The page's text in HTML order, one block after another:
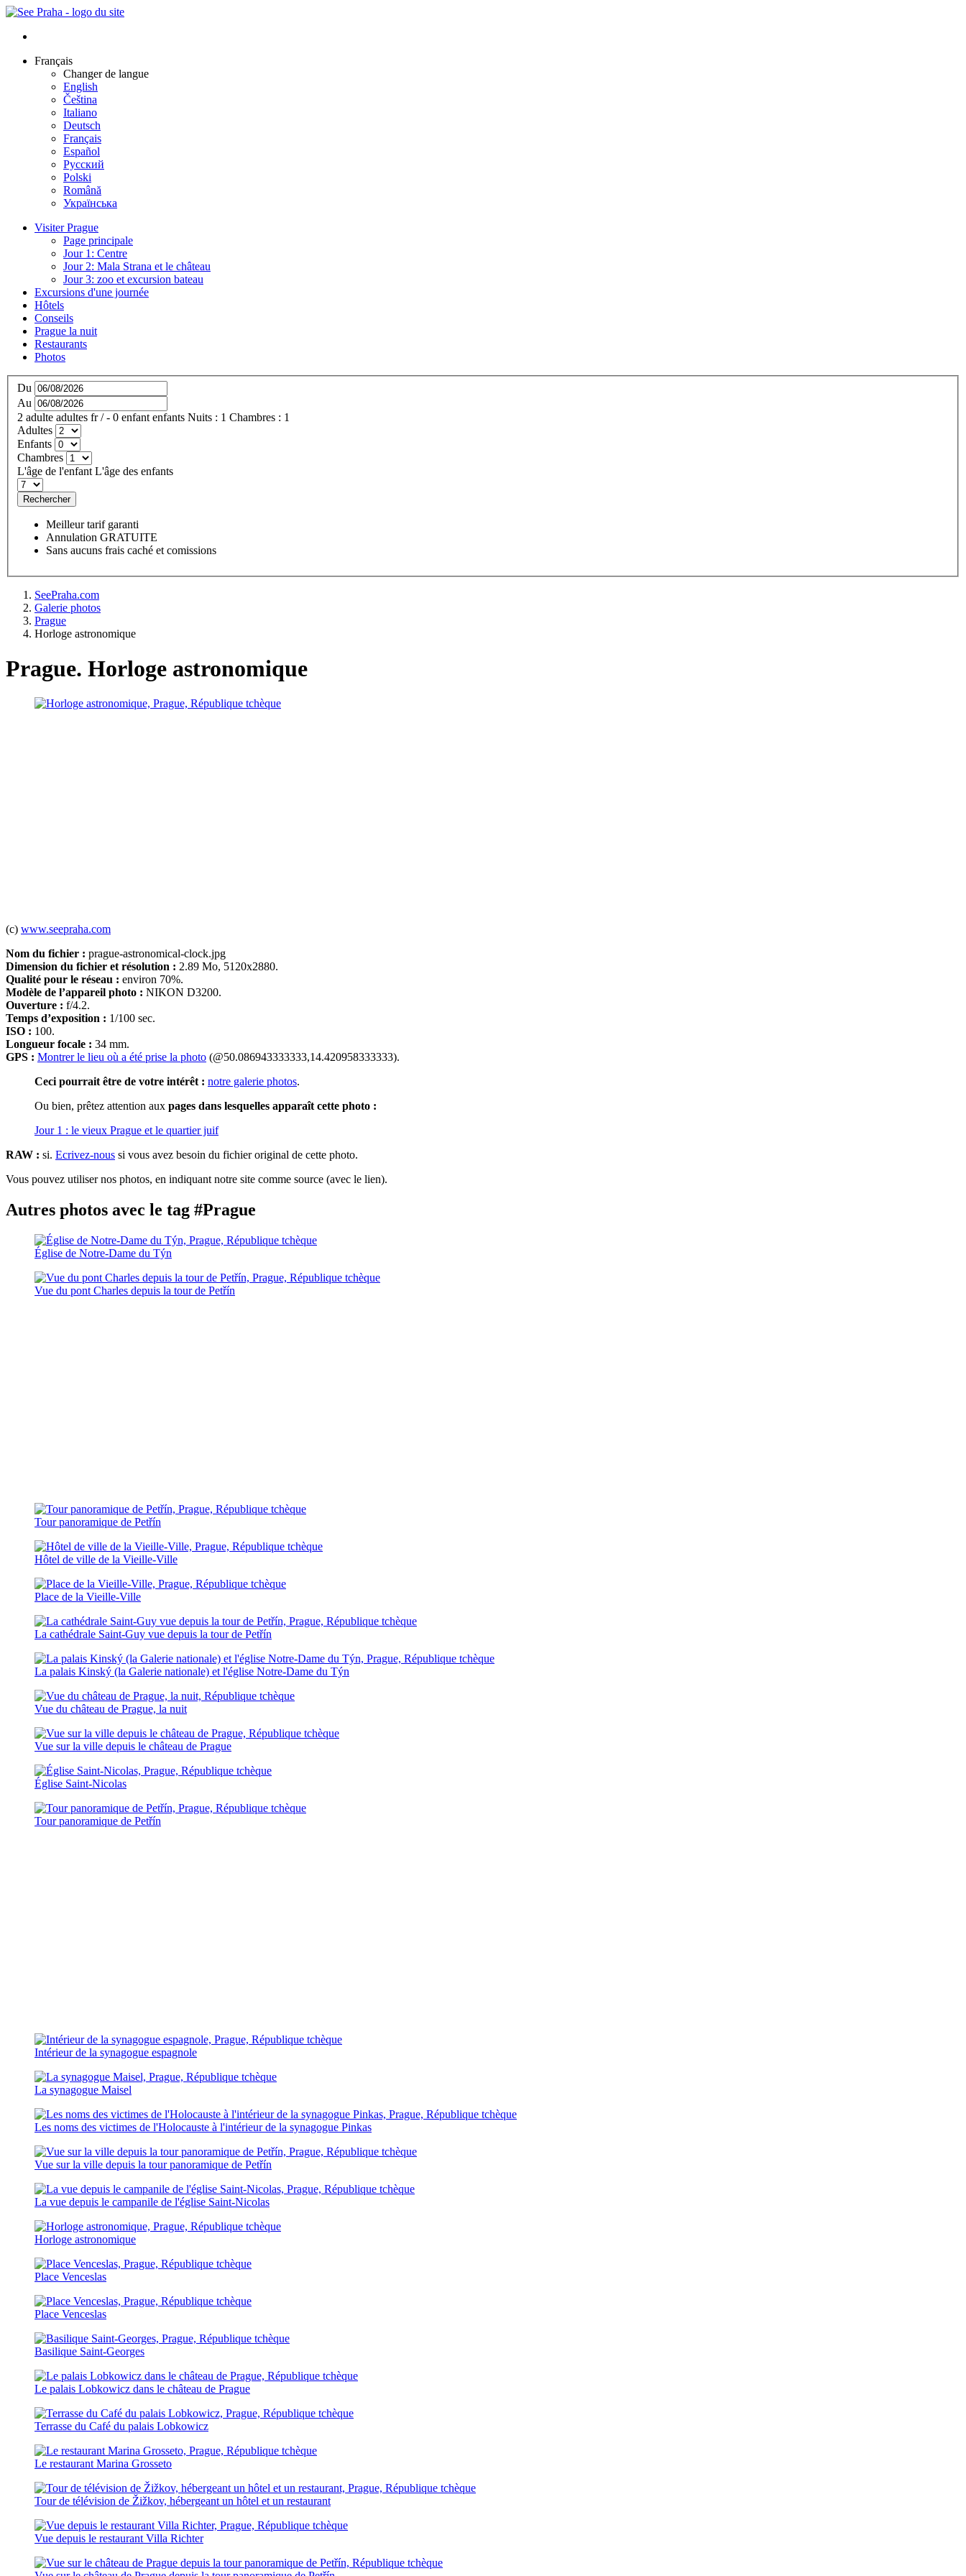
Français
Changer de langue
English
Čeština
Italiano
Deutsch
Français
Español
Русский
Polski
Română
Українська
Visiter Prague
Page principale
Jour 1: Centre
Jour 2: Mala Strana et le château
Jour 3: zoo et excursion bateau
Excursions d'une journée
Hôtels
Conseils
Prague la nuit
Restaurants
Photos
Du
Au
2 adulte adultes fr / - 0 enfant enfants Nuits : 1 Chambres : 1
Adultes
Enfants
Chambres
L'âge de l'enfant L'âge des enfants
Rechercher
Meilleur tarif garanti
Annulation GRATUITE
Sans aucuns frais caché et comissions
SeePraha.com
Galerie photos
Prague
Horloge astronomique
Prague. Horloge astronomique
(c) www.seepraha.com
Nom du fichier : prague-astronomical-clock.jpg
Dimension du fichier et résolution : 2.89 Mo, 5120x2880.
Qualité pour le réseau : environ 70%.
Modèle de l’appareil photo : NIKON D3200.
Ouverture : f/4.2.
Temps d’exposition : 1/100 sec.
ISO : 100.
Longueur focale : 34 mm.
GPS : Montrer le lieu où a été prise la photo (@50.086943333333,14.420958333333).
Ceci pourrait être de votre intérêt : notre galerie photos.
Ou bien, prêtez attention aux pages dans lesquelles apparaît cette photo :
Jour 1 : le vieux Prague et le quartier juif
RAW : si. Ecrivez-nous si vous avez besoin du fichier original de cette photo.
Vous pouvez utiliser nos photos, en indiquant notre site comme source (avec le lien).
Autres photos avec le tag #Prague
Église de Notre-Dame du Týn
Vue du pont Charles depuis la tour de Petřín
Tour panoramique de Petřín
Hôtel de ville de la Vieille-Ville
Place de la Vieille-Ville
La cathédrale Saint-Guy vue depuis la tour de Petřín
La palais Kinský (la Galerie nationale) et l'église Notre-Dame du Týn
Vue du château de Prague, la nuit
Vue sur la ville depuis le château de Prague
Église Saint-Nicolas
Tour panoramique de Petřín
Intérieur de la synagogue espagnole
La synagogue Maisel
Les noms des victimes de l'Holocauste à l'intérieur de la synagogue Pinkas
Vue sur la ville depuis la tour panoramique de Petřín
La vue depuis le campanile de l'église Saint-Nicolas
Horloge astronomique
Place Venceslas
Place Venceslas
Basilique Saint-Georges
Le palais Lobkowicz dans le château de Prague
Terrasse du Café du palais Lobkowicz
Le restaurant Marina Grosseto
Tour de télévision de Žižkov, hébergeant un hôtel et un restaurant
Vue depuis le restaurant Villa Richter